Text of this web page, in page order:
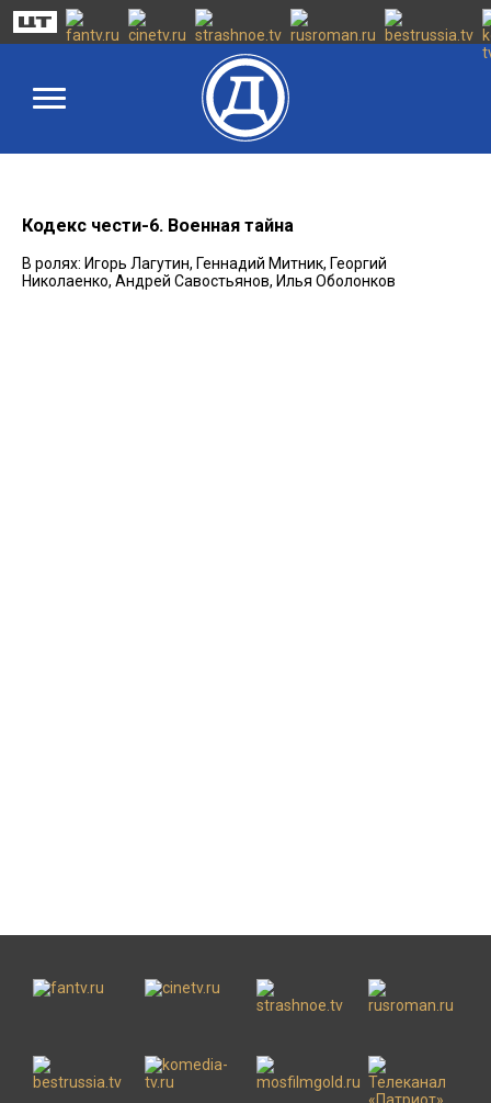
Кодекс чести-6. Военная тайна
В ролях: Игорь Лагутин, Геннадий Митник, Георгий
Николаенко, Андрей Савостьянов, Илья Оболонков